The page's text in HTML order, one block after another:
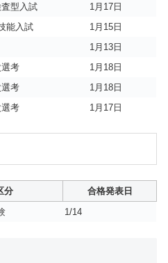
型入試
1月17日
能入試
1月15日
1月13日
考
1月18日
考
1月18日
考 1月17日
分
合格発表日
1/14